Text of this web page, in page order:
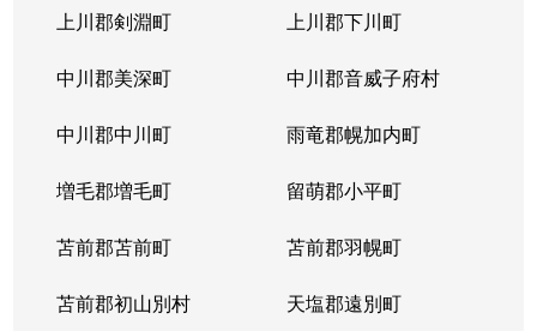
上川郡剣淵町 上川郡下川町
中川郡美深町 中川郡音威子府村
中川郡中川町 雨竜郡幌加内町
増毛郡増毛町 留萌郡小平町
苫前郡苫前町 苫前郡羽幌町
苫前郡初山別村 天塩郡遠別町